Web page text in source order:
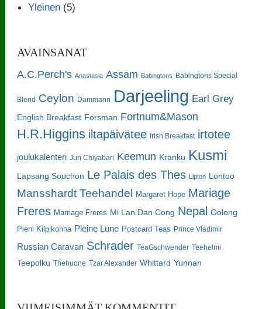
Yleinen (5)
AVAINSANAT
A.C.Perch's Anastasia Assam Babingtons Babingtons Special
Blend Ceylon Dammann Darjeeling Earl Grey
English Breakfast Forsman Fortnum&Mason
H.R.Higgins iltapäivätee Irish Breakfast irtotee
joulukalenteri Jun Chiyabari Keemun Kränku Kusmi
Lapsang Souchon Le Palais des Thes Lipton Lontoo
Mansshardt Teehandel Margaret Hope Mariage
Freres Marriage Freres Mi Lan Dan Cong Nepal Oolong
Pieni Kilpikonna Pleine Lune Postcard Teas Prince Vladimir
Russian Caravan Schrader TeaGschwender Teehelmi
Teepolku Thehuone Tzar Alexander Whittard Yunnan